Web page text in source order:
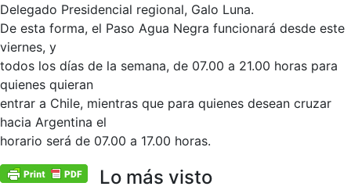
Delegado Presidencial regional, Galo Luna.
De esta forma, el Paso Agua Negra funcionará desde este
viernes, y
todos los días de la semana, de 07.00 a 21.00 horas para
quienes quieran
entrar a Chile, mientras que para quienes desean cruzar
hacia Argentina el
horario será de 07.00 a 17.00 horas.
Lo más visto